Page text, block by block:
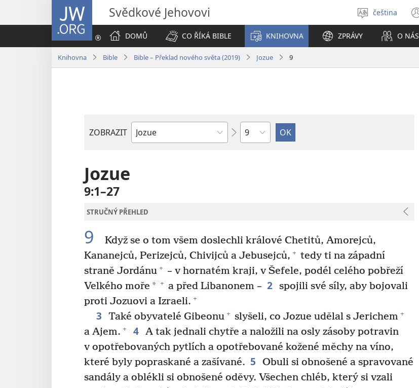
JW.ORG Svědkové Jehovovi
Vybrat
jazyk
čeština
DOMŮ
CO ŘÍKÁ BIBLE KNIHOVNA ZPRÁVY O NÁS
Knihovna Bible Bible – Překlad nového světa (2019) Jozue 9
ZOBRAZIT
Biblická
Kapitola
Jozue
9:1–27
STRUČNÝ PŘEHLED
9
Když se o tom všem doslechli králové Chetitů, Amorejců,
Kananejců, Perizejců, Chivijců a Jebusejců, + tedy ti na západní
straně Jordánu + – v hornatém kraji, v Šefele, podél celého pobřeží
Velkého moře * + a před Libanonem – 2 spojili své síly, aby bojovali
proti Jozuovi a Izraeli. +
3 Také obyvatelé Gibeonu + slyšeli, co Jozue udělal s Jerichem +
a Ajem. + 4 A tak jednali chytře a naložili na osly zásoby potravin
v opotřebovaných pytlích a opotřebované kožené měchy na víno,
které byly popraskané a zašívané. 5
Obuli si obnošené a spravované
sandály a oblékli si obnošené oděvy. Všechen chléb, který si vzali